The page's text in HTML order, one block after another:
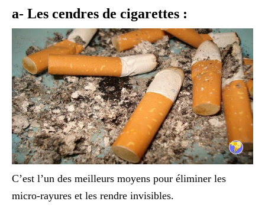
a- Les cendres de cigarettes :
C’est l’un des meilleurs moyens pour éliminer les
micro-rayures et les rendre invisibles.